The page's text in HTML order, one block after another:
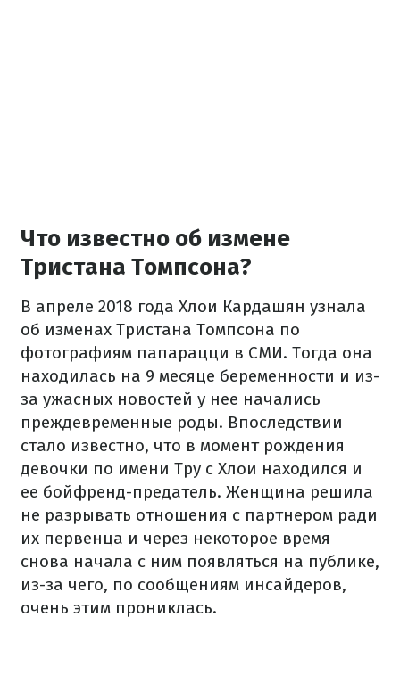
Что известно об измене
Тристана Томпсона?
В апреле 2018 года Хлои Кардашян узнала
об изменах Тристана Томпсона по
фотографиям папарацци в СМИ. Тогда она
находилась на 9 месяце беременности и из-
за ужасных новостей у нее начались
преждевременные роды. Впоследствии
стало известно, что в момент рождения
девочки по имени Тру с Хлои находился и
ее бойфренд-предатель. Женщина решила
не разрывать отношения с партнером ради
их первенца и через некоторое время
снова начала с ним появляться на публике,
из-за чего, по сообщениям инсайдеров,
очень этим прониклась.